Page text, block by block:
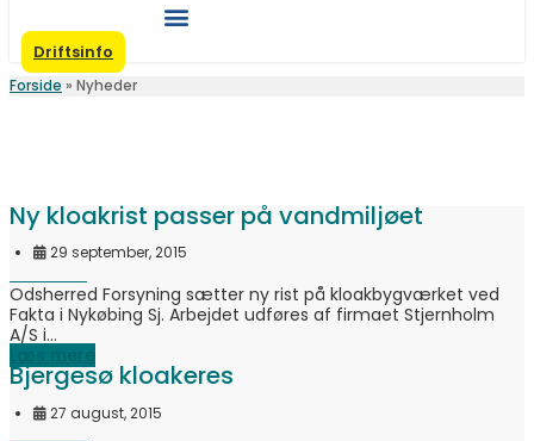
Driftsinfo
Forside » Nyheder
Ny kloakrist passer på vandmiljøet
29 september, 2015
Odsherred Forsyning sætter ny rist på kloakbygværket ved
Fakta i Nykøbing Sj. Arbejdet udføres af firmaet Stjernholm
A/S i...
Bjergesø kloakeres
27 august, 2015